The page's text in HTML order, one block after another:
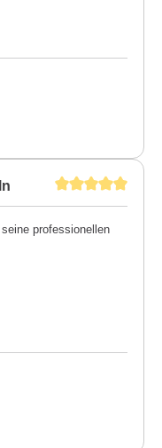
professionellen